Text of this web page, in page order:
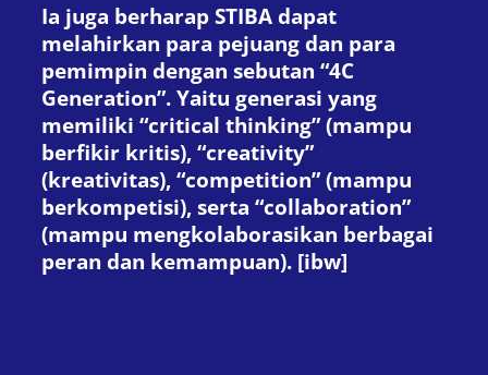
Ia juga berharap STIBA dapat
melahirkan para pejuang dan para
pemimpin dengan sebutan “4C
Generation”. Yaitu generasi yang
memiliki “critical thinking” (mampu
berfikir kritis), “creativity”
(kreativitas), “competition” (mampu
berkompetisi), serta “collaboration”
(mampu mengkolaborasikan berbagai
peran dan kemampuan). [ibw]